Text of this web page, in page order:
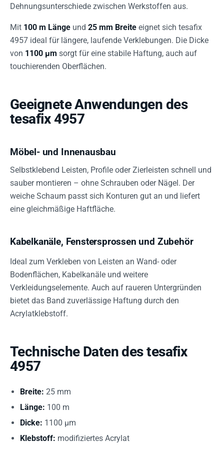
Dehnungsunterschiede zwischen Werkstoffen aus.
Mit 100 m Länge und 25 mm Breite eignet sich tesafix
4957 ideal für längere, laufende Verklebungen. Die Dicke
von 1100 µm sorgt für eine stabile Haftung, auch auf
touchierenden Oberflächen.
Geeignete Anwendungen des
tesafix 4957
Möbel- und Innenausbau
Selbstklebend Leisten, Profile oder Zierleisten schnell und
sauber montieren – ohne Schrauben oder Nägel. Der
weiche Schaum passt sich Konturen gut an und liefert
eine gleichmäßige Haftfläche.
Kabelkanäle, Fenstersprossen und Zubehör
Ideal zum Verkleben von Leisten an Wand- oder
Bodenflächen, Kabelkanäle und weitere
Verkleidungselemente. Auch auf raueren Untergründen
bietet das Band zuverlässige Haftung durch den
Acrylatklebstoff.
Technische Daten des tesafix
4957
Breite: 25 mm
Länge: 100 m
Dicke: 1100 µm
Klebstoff: modifiziertes Acrylat